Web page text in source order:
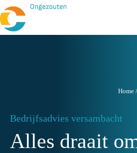
naar
de
inhoud
Home /
Bedrijfsadvies versambacht
Alles draait